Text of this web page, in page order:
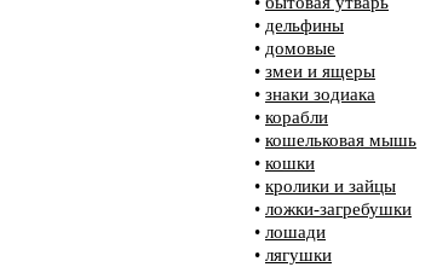
• дельфины
• домовые
• змеи и ящеры
• знаки зодиака
• корабли
• кошельковая мышь
• кошки
• кролики и зайцы
• ложки-загребушки
• лошади
• лягушки